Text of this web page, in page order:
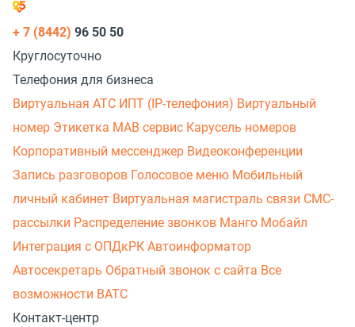
+ 7 (8442) 96 50 50
Круглосуточно
Телефония для бизнеса
Виртуальная АТС ИПТ (IP-телефония) Виртуальный
номер Этикетка МАВ сервис Карусель номеров
Корпоративный мессенджер Видеоконференции
Запись разговоров Голосовое меню Мобильный
личный кабинет Виртуальная магистраль связи СМС-
рассылки Распределение звонков Манго Мобайл
Интеграция с ОПДкРК Автоинформатор
Автосекретарь Обратный звонок с сайта Все
возможности ВАТС
Контакт-центр